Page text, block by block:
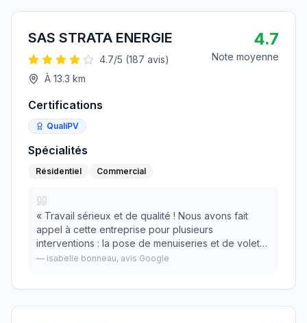
SAS STRATA ENERGIE
4.7/5 (187 avis)
À 13.3 km
4.7
Note moyenne
Certifications
QualiPV
Spécialités
Résidentiel Commercial
« Travail sérieux et de qualité ! Nous avons fait
appel à cette entreprise pour plusieurs
interventions : la pose de menuiseries et de volets
roulants solaires, ainsi que pour résoudre un
— isabelle bonneau, avis Google